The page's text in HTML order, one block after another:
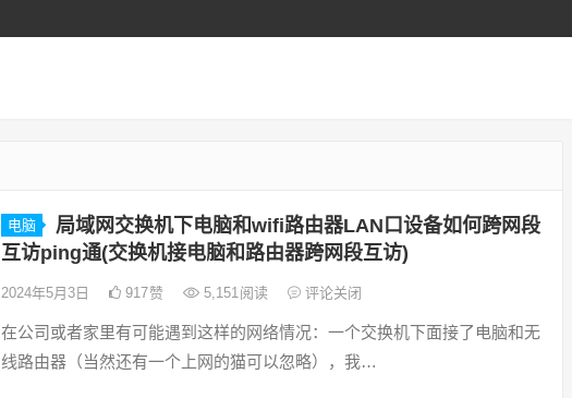
电脑
局域网交换机下电脑和wifi路由器LAN口设备如何跨网段
互访ping通(交换机接电脑和路由器跨网段互访)
2024年5月3日 917赞 5,151阅读 评论关闭
在公司或者家里有可能遇到这样的网络情况：一个交换机下面接了电脑和无
线路由器（当然还有一个上网的猫可以忽略），我…